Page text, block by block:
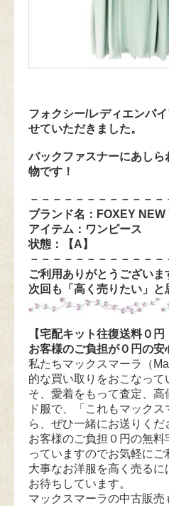
フォクシー/レディエンパ
せていただきました。
バックファスナーにあし
物です！
－－－－－－－－－－－
ブランド名：FOXEY NEW
アイテム：ワンピース
状態：【A 】
－－－－－－－－－－－
ご利用ありがとうございま
次回も「高く売りたい」と
【宅配キット往復送料０
お客様のご負担が０円の安
私たちマックスマーラ（
的な買い取りをおこなっ
そ、愛着をもって査定、
ド服で、「これもマック
ら、ぜひ一緒にお送りくだ
お客様のご負担０円の無
っていますのでお気軽にご
大事なお洋服を高く売るに
お待ちしています。
マックスマーラの中古販